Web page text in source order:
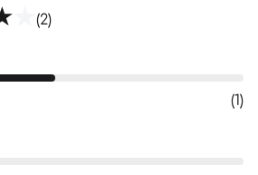
(2)
(1)